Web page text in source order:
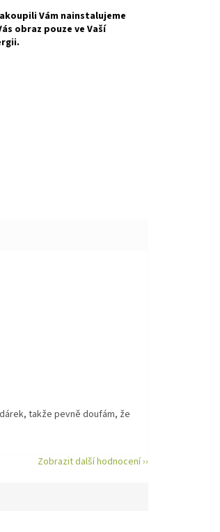
Vám nainstalujeme
obraz pouze ve Vaší
5 z 5 hvězdiček.
5 z 5 hvězdiček.
takže pevně doufám, že
Zobrazit další hodnocení ››